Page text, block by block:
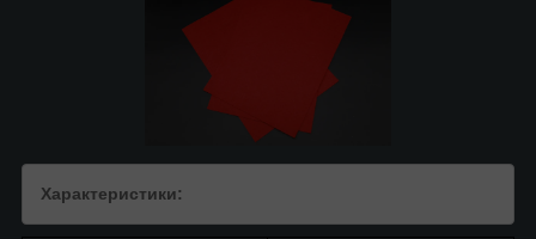
Характеристики: